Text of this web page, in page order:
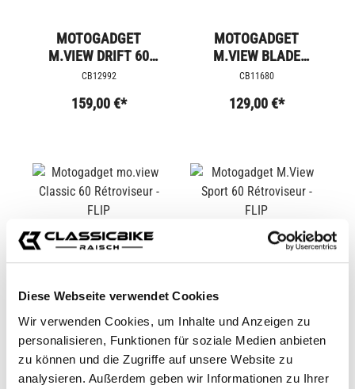
Diese Webseite verwendet Cookies
Wir verwenden Cookies, um Inhalte und Anzeigen zu
personalisieren, Funktionen für soziale Medien anbieten
zu können und die Zugriffe auf unsere Website zu
analysieren. Außerdem geben wir Informationen zu Ihrer
MOTOGADGET
M.VIEW DRIFT 60
RÉTROVISEUR - FLIP
CB12992
159,00 €*
MOTOGADGET
M.VIEW BLADE
MIROIR - FLIP
CB11680
129,00 €*
MOTOGADGET
MO.VIEW CLASSIC 60
RÉTROVISEUR - FLIP
CB12443
MOTOGADGET
M.VIEW SPORT 60
RÉTROVISEUR - FLIP
CB12444